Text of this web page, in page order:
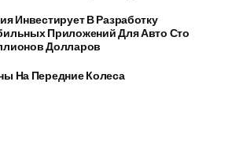
Инвестирует В Разработку
Приложений Для Авто Сто
Долларов
На Передние Колеса